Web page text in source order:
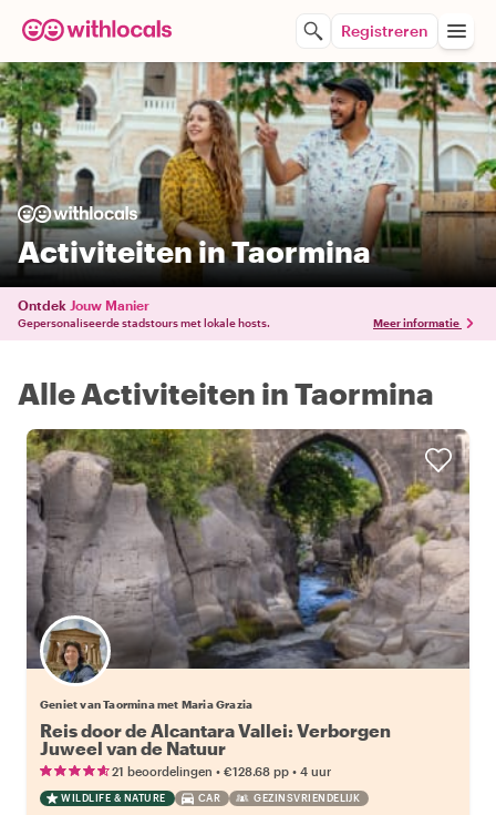
Registreren
Activiteiten in Taormina
Ontdek Jouw Manier
Gepersonaliseerde stadstours met lokale hosts. Meer informatie
Alle Activiteiten in Taormina
Geniet van Taormina met Maria Grazia
Reis door de Alcantara Vallei: Verborgen
Juweel van de Natuur
21 beoordelingen • €128.68 pp • 4 uur
WILDLIFE & NATURE CAR GEZINSVRIENDELIJK